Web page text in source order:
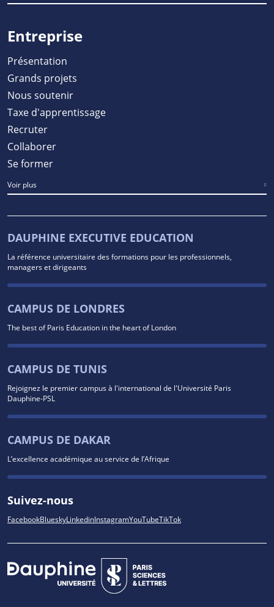
Entreprise
Présentation
Grands projets
Nous soutenir
Taxe d'apprentissage
Recruter
Collaborer
Se former
Voir plus
DAUPHINE EXECUTIVE EDUCATION
La référence universitaire des formations pour les professionnels,
managers et dirigeants
CAMPUS DE LONDRES
The best of Paris Education in the heart of London
CAMPUS DE TUNIS
Rejoignez le premier campus à l'international de l'Université Paris
Dauphine-PSL
CAMPUS DE DAKAR
L’excellence académique au service de l’Afrique
Suivez-nous
FacebookBlueskyLinkedinInstagramYouTubeTikTok